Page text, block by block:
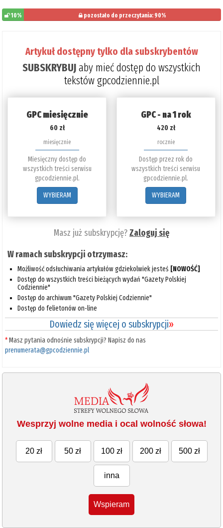
10% pozostało do przeczytania: 90%
Artykuł dostępny tylko dla subskrybentów
SUBSKRYBUJaby mieć dostęp do wszystkich
tekstów gpcodziennie.pl
GPC miesięcznie
60 zł
miesięcznie
Miesięczny dostęp do
wszystkich treści serwisu
gpcodziennie.pl.
WYBIERAM
GPC - na 1 rok
420 zł
rocznie
Dostęp przez rok do
wszystkich treści serwisu
gpcodziennie.pl.
WYBIERAM
Masz już subskrypcję?Zaloguj się
W ramach subskrypcji otrzymasz:
Możliwość odsłuchiwania artykułów gdziekolwiek jesteś [NOWOŚĆ]
Dostęp do wszystkich treści bieżących wydań "Gazety Polskiej
Codziennie"
Dostęp do archiwum "Gazety Polskiej Codziennie"
Dostęp do felietonów on-line
Dowiedz się więcej o subskrypcji»
*Masz pytania odnośnie subskrypcji? Napisz do nas
prenumerata@gpcodziennie.pl
Wesprzyj wolne media i ocal wolność słowa!
20 zł 50 zł 100 zł 200 zł 500 zł
inna
Wspieram